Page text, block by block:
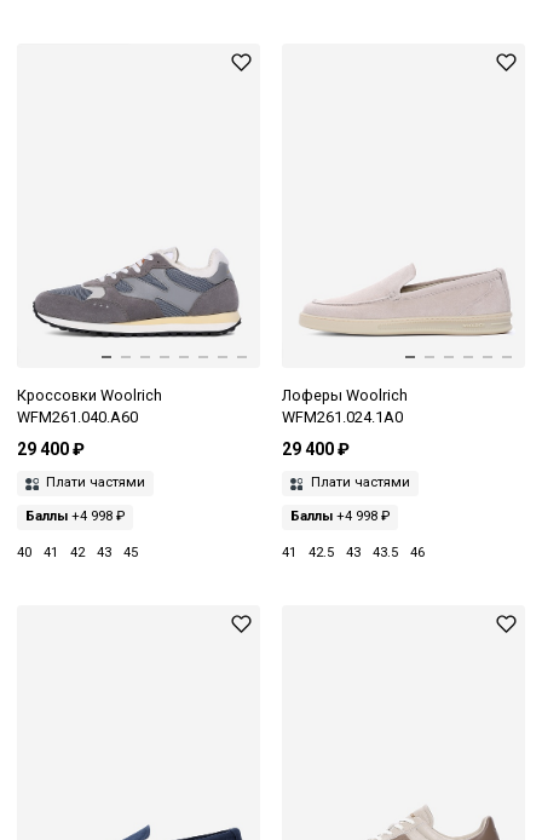
Кроссовки Woolrich
WFM261.040.A60
29 400 ₽
Плати частями
Баллы +4 998 ₽
40 41 42 43 45
Лоферы Woolrich
WFM261.024.1A0
29 400 ₽
Плати частями
Баллы+4 998 ₽
41 42.5 43 43.5 46